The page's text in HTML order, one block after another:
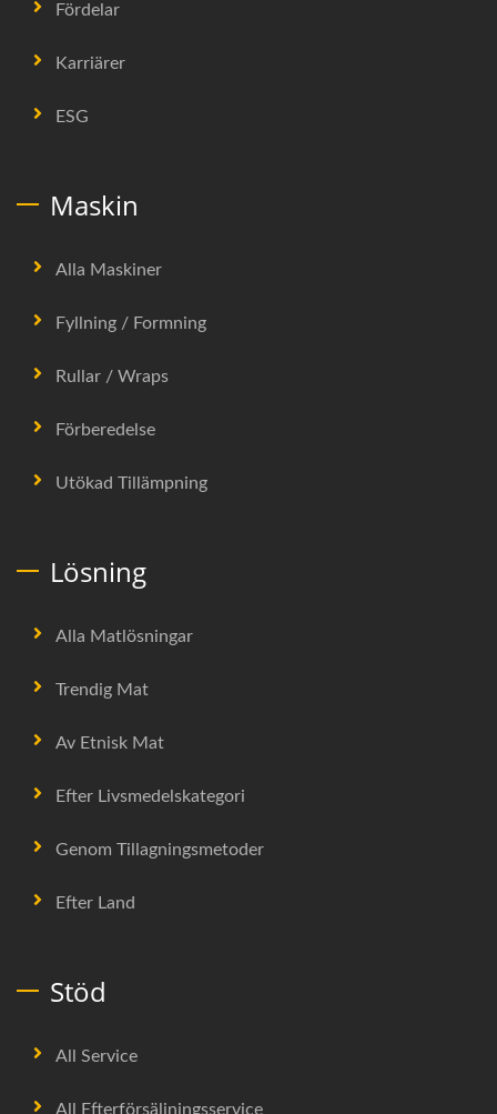
Fördelar
Karriärer
ESG
Maskin
Alla Maskiner
Fyllning / Formning
Rullar / Wraps
Förberedelse
Utökad Tillämpning
Lösning
Alla Matlösningar
Trendig Mat
Av Etnisk Mat
Efter Livsmedelskategori
Genom Tillagningsmetoder
Efter Land
Stöd
All Service
All Efterförsäljningsservice